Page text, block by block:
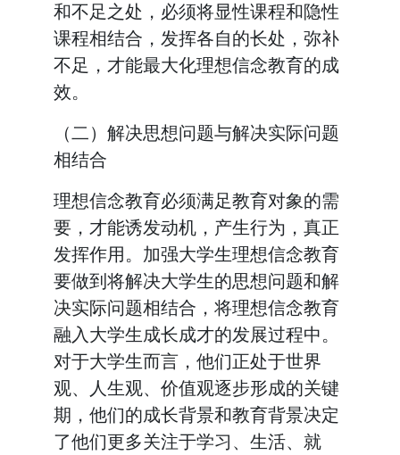
和不足之处，必须将显性课程和隐性
课程相结合，发挥各自的长处，弥补
不足，才能最大化理想信念教育的成
效。
（二）解决思想问题与解决实际问题
相结合
理想信念教育必须满足教育对象的需
要，才能诱发动机，产生行为，真正
发挥作用。加强大学生理想信念教育
要做到将解决大学生的思想问题和解
决实际问题相结合，将理想信念教育
融入大学生成长成才的发展过程中。
对于大学生而言，他们正处于世界
观、人生观、价值观逐步形成的关键
期，他们的成长背景和教育背景决定
了他们更多关注于学习、生活、就